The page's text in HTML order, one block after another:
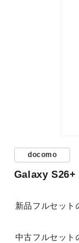
docomo
Galaxy S26+
新品フルセット
中古フルセット